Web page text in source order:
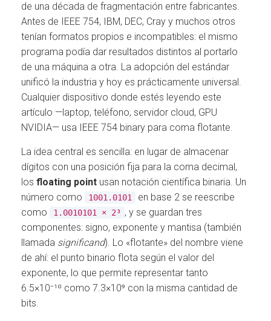
de una década de fragmentación entre fabricantes.
Antes de IEEE 754, IBM, DEC, Cray y muchos otros
tenían formatos propios e incompatibles: el mismo
programa podía dar resultados distintos al portarlo
de una máquina a otra. La adopción del estándar
unificó la industria y hoy es prácticamente universal.
Cualquier dispositivo donde estés leyendo este
artículo —laptop, teléfono, servidor cloud, GPU
NVIDIA— usa IEEE 754 binary para coma flotante.
La idea central es sencilla: en lugar de almacenar
dígitos con una posición fija para la coma decimal,
los floating point usan notación científica binaria. Un
número como
1001.0101
en base 2 se reescribe
como
1.0010101 × 2³ , y se guardan tres
componentes: signo, exponente y mantisa (también
llamada significand). Lo «flotante» del nombre viene
de ahí: el punto binario flota según el valor del
exponente, lo que permite representar tanto
6.5×10⁻¹⁰ como 7.3×10⁹ con la misma cantidad de
bits.